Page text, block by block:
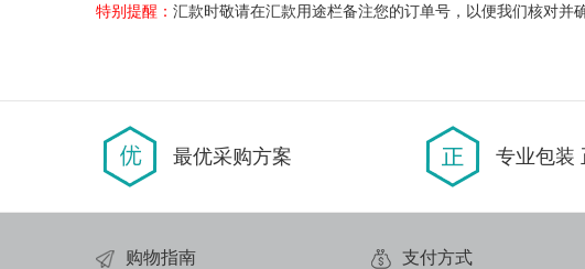
特别提醒： 汇款时敬请在汇款用途栏备注您的订单号，以便我们核对并
最优采购方案 专业包装
购物指南 支付方式